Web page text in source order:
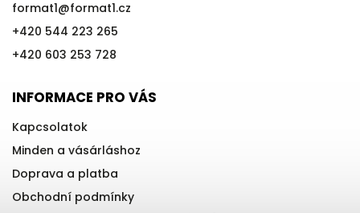
format1@format1.cz
+420 544 223 265
+420 603 253 728
INFORMACE PRO VÁS
Kapcsolatok
Minden a vásárláshoz
Doprava a platba
Obchodní podmínky